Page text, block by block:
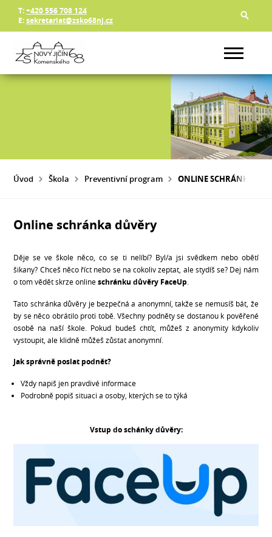
T:+420 556 708 124
E:sekretariat@zsko68nj.cz
Úvod Škola Preventivní program ONLINE SCHRÁNKA
Online schránka důvěry
Děje se ve škole něco, co se ti nelíbí? Byl/a jsi svědkem nebo obětí
šikany? Chceš něco říct nebo se na cokoliv zeptat, ale stydíš se? Dej nám
o tom vědět skrze onlineschránku důvěry FaceUp
Tato schránka důvěry je bezpečná a anonymní, takže se nemusíš bát, že
by se něco obrátilo proti tobě. Všechny podněty se dostanou k pověřené
osobě na naší škole. Pokud budeš chtít, můžeš z anonymity kdykoliv
vystoupit, ale klidně můžeš zůstat anonymní.
Jak správně poslat podnět?
Vždy napiš jen pravdivé informace
Podrobně popiš situaci a osoby, kterých se to týká
Vstup do schánky důvěry: